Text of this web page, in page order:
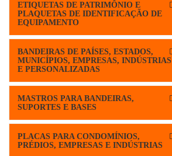
ETIQUETAS DE PATRIMÔNIO E
PLAQUETAS DE IDENTIFICAÇÃO DE
EQUIPAMENTO
BANDEIRAS DE PAÍSES, ESTADOS,
MUNICÍPIOS, EMPRESAS, INDÚSTRIAS
E PERSONALIZADAS
MASTROS PARA BANDEIRAS,
SUPORTES E BASES
PLACAS PARA CONDOMÍNIOS,
PRÉDIOS, EMPRESAS E INDÚSTRIAS